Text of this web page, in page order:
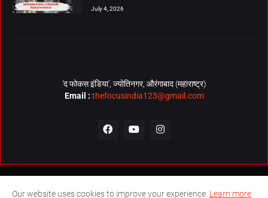
July 4, 2026
‘द फोकस इंडिया’, ज्योतिनगर, औरंगाबाद (महाराष्ट्र)
Email : thefocusindia123@gmail.com
About Us Contact Us The Focus India Policy
Our website uses cookies to improve your experience. Learn more